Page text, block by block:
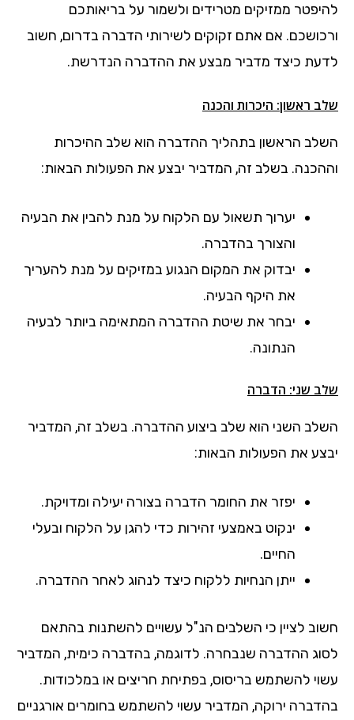
להיפטר ממזיקים מטרידים ולשמור על בריאותכם
ורכושכם. אם אתם זקוקים לשירותי הדברה בדרום, חשוב
לדעת כיצד מדביר מבצע את ההדברה הנדרשת.
שלב ראשון: היכרות והכנה
השלב הראשון בתהליך ההדברה הוא שלב ההיכרות
וההכנה. בשלב זה, המדביר יבצע את הפעולות הבאות:
יערוך תשאול עם הלקוח על מנת להבין את הבעיה
והצורך בהדברה.
יבדוק את המקום הנגוע במזיקים על מנת להעריך
את היקף הבעיה.
יבחר את שיטת ההדברה המתאימה ביותר לבעיה
הנתונה.
שלב שני: הדברה
השלב השני הוא שלב ביצוע ההדברה. בשלב זה, המדביר
יבצע את הפעולות הבאות:
יפזר את החומר הדברה בצורה יעילה ומדויקת.
ינקוט באמצעי זהירות כדי להגן על הלקוח ובעלי
החיים.
ייתן הנחיות ללקוח כיצד לנהוג לאחר ההדברה.
חשוב לציין כי השלבים הנ"ל עשויים להשתנות בהתאם
לסוג ההדברה שנבחרה. לדוגמה, בהדברה כימית, המדביר
עשוי להשתמש בריסוס, בפתיחת חריצים או במלכודות.
בהדברה ירוקה, המדביר עשוי להשתמש בחומרים אורגניים